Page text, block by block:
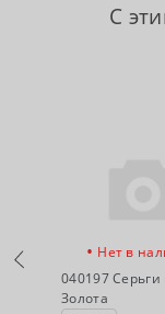
С
• Нет в
040197 Серьги
Золота